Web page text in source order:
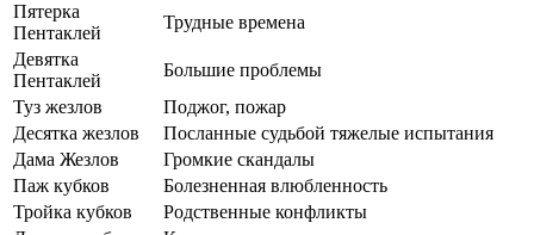
Пятерка
Пентаклей
Трудные времена
Девятка
Пентаклей
Большие проблемы
Туз жезлов
Поджог, пожар
Десятка жезлов
Посланные судьбой тяжелые испытания
Дама Жезлов
Громкие скандалы
Паж кубков
Болезненная влюбленность
Тройка кубков
Родственные конфликты